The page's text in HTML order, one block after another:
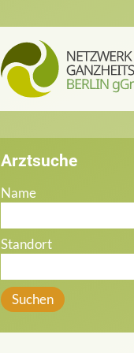
Arztsuche
Name
Standort